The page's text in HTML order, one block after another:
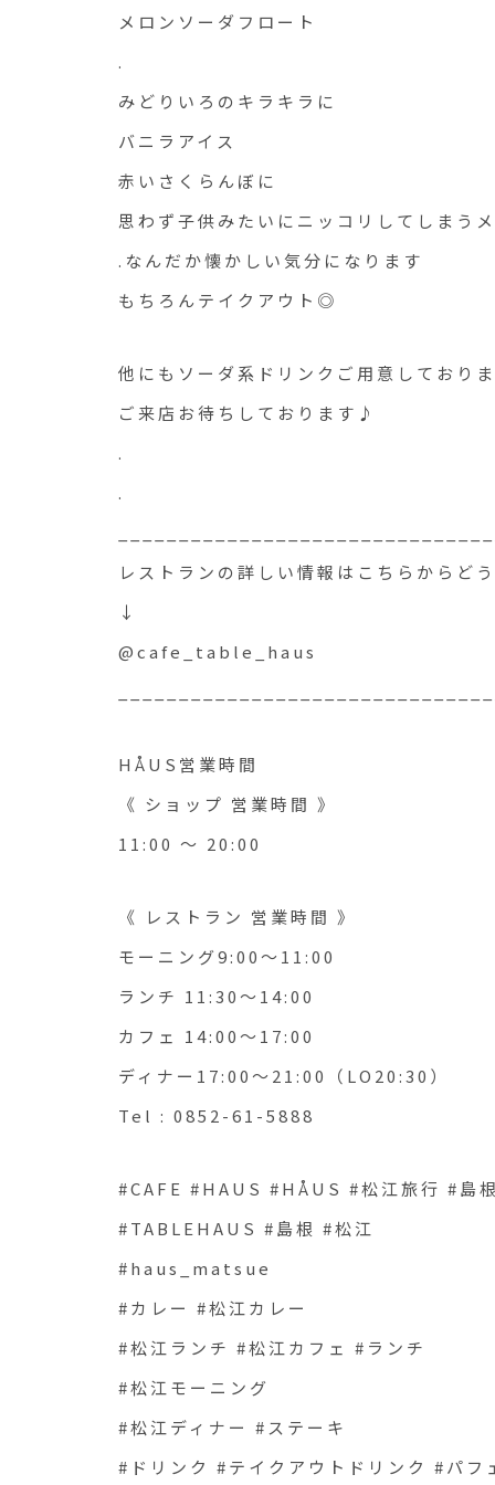
メロンソーダフロート
.
みどりいろのキラキラに
バニラアイス
赤いさくらんぼに
思わず子供みたいにニッコリしてしまう
.なんだか懐かしい気分になります
もちろんテイクアウト◎
他にもソーダ系ドリンクご用意しており
ご来店お待ちしております♪
.
.
レストランの詳しい情報はこちらからど
↓
@cafe_table_haus
HÅUS営業時間
《 ショップ 営業時間 》
11:00 〜 20:00
《 レストラン 営業時間 》
モーニング9:00〜11:00
ランチ 11:30〜14:00
カフェ 14:00〜17:00
ディナー17:00〜21:00（LO20:30）
Tel : 0852-61-5888
#CAFE #HAUS #HÅUS #松江旅行 #島
#TABLEHAUS #島根 #松江
#haus_matsue
#カレー #松江カレー
#松江ランチ #松江カフェ #ランチ
#松江モーニング
#松江ディナー #ステーキ
#ドリンク #テイクアウトドリンク #パフ